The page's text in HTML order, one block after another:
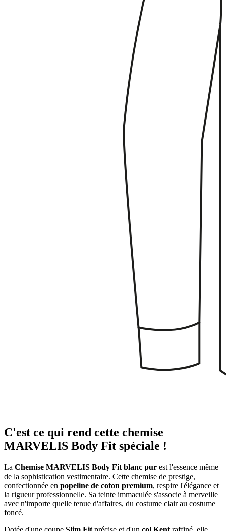
C'est ce qui rend cette chemise
MARVELIS Body Fit spéciale !
La Chemise MARVELIS Body Fit blanc pur est l'essence même
de la sophistication vestimentaire. Cette chemise de prestige,
confectionnée en popeline de coton premium, respire l'élégance et
la rigueur professionnelle. Sa teinte immaculée s'associe à merveille
avec n'importe quelle tenue d'affaires, du costume clair au costume
foncé.